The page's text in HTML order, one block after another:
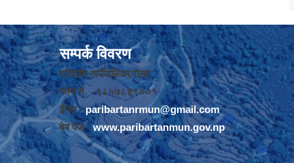
सम्पर्क विवरण
परिवर्तन गाउँपालिका,रोल्पा
फोन नंं. - ९८५७८४९००१
ईमेल -paribartanrmun@gmail.com
वेब पेज -www.paribartanmun.gov.np